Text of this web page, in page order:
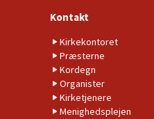
Kontakt
Kirkekontoret
Præsterne
Kordegn
Organister
Kirketjenere
Menighedsplejen